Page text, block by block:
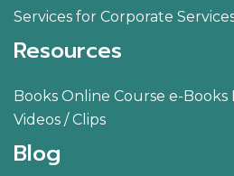
Services for Corporate
Resources
Books Online Course e-Books
Videos / Clips
Blog